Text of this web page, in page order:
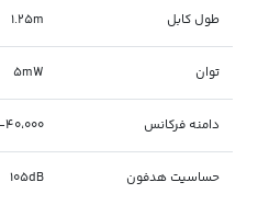
طول کابل 1.25m
توان 5mW
دامنه فرکانس 20-40،000
حساسیت هدفون 105dB